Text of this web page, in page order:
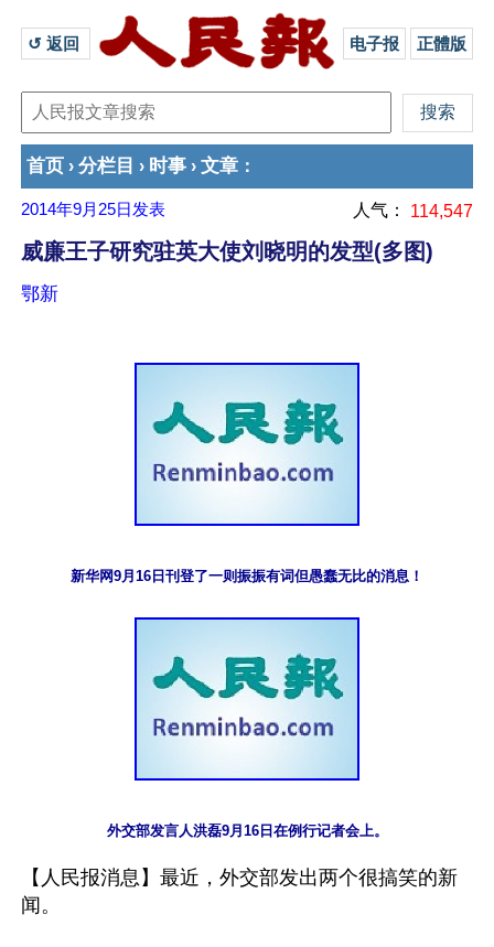
↺ 返回 电子报 正體版
首页 › 分栏目 › 时事 › 文章 ：
2014年9月25日 发表 人气： 114,547
威廉王子研究驻英大使刘晓明的发型(多图)
鄂新
新华网9月16日刊登了一则振振有词但愚蠢无比的消息！
外交部发言人洪磊9月16日在例行记者会上。
【人民报消息】最近，外交部发出两个很搞笑的新
闻。